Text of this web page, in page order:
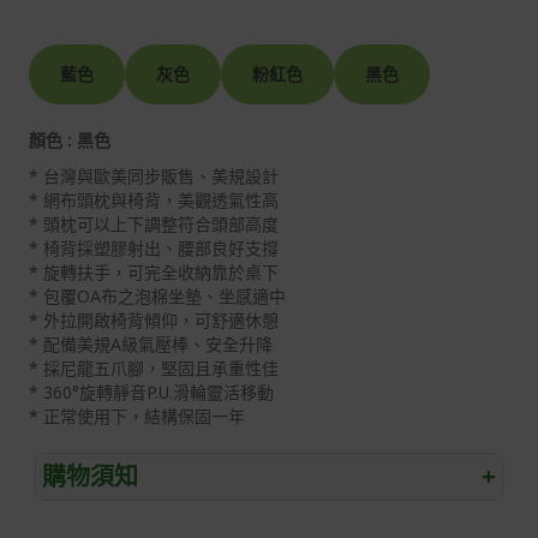
藍色 灰色 粉紅色 黑色
顏色 : 黑色
* 台灣與歐美同步販售、美規設計
* 網布頭枕與椅背，美觀透氣性高
* 頭枕可以上下調整符合頭部高度
* 椅背採塑膠射出、腰部良好支撐
* 旋轉扶手，可完全收納靠於桌下
* 包覆OA布之泡棉坐墊、坐感適中
* 外拉開啟椅背傾仰，可舒適休憩
* 配備美規A級氣壓棒、安全升降
* 採尼龍五爪腳，堅固且承重性佳
* 360°旋轉靜音P.U.滑輪靈活移動
* 正常使用下，結構保固一年
購物須知 +